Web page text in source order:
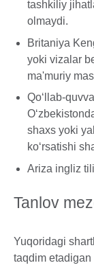
tashkiliy
olmaydi.
Britaniya
yoki vizalar
ma'muriy
Qo‘llab-
shaxs yoki
ko‘rsatishi
Ariza ingliz
Tanlov
Yuqoridagi
taqdim